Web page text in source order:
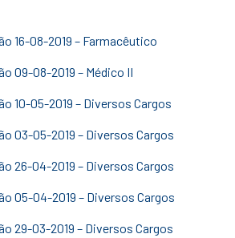
16-08-2019 – Farmacêutico
09-08-2019 – Médico II
10-05-2019 – Diversos Cargos
03-05-2019 – Diversos Cargos
26-04-2019 – Diversos Cargos
05-04-2019 – Diversos Cargos
29-03-2019 – Diversos Cargos